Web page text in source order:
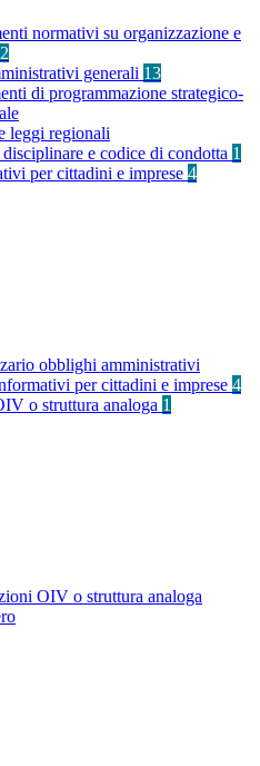
normativi su organizzazione e
2
generali 13
di programmazione strategico-
leggi regionali
e codice di condotta 1
per cittadini e imprese 4
obblighi amministrativi
per cittadini e imprese 4
o struttura analoga 1
OIV o struttura analoga